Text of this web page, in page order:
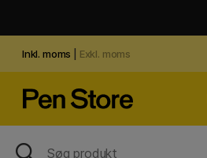
Inkl. moms Exkl. moms